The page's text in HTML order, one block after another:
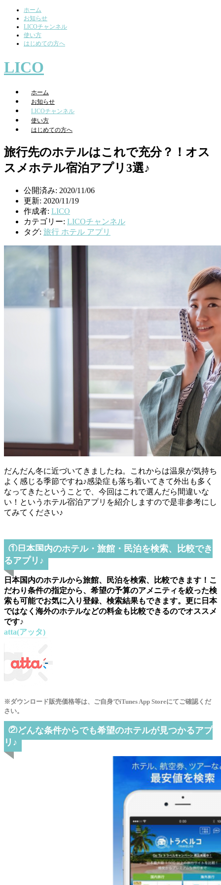
ホーム
お知らせ
LICOチャンネル
使い方
はじめての方へ
LICO
ホーム
お知らせ
LICOチャンネル
使い方
はじめての方へ
旅行先のホテルはこれで充分？！オス
スメホテル宿泊アプリ3選♪
公開済み: 2020/11/06
更新: 2020/11/19
作成者: LICO
カテゴリー: LICOチャンネル
タグ: 旅行 ホテル アプリ
だんだん冬に近づいてきましたね。これからは温泉が気持ち
よく感じる季節ですね♪感染症も落ち着いてきて外出も多く
なってきたということで、今回はこれで選んだら間違いな
い！というホテル宿泊アプリを紹介しますので是非参考にし
てみてください♪
①日本国内のホテル・旅館・民泊を検索、比較でき
るアプリ♪
日本国内のホテルから旅館、民泊を検索、比較できます！こ
だわり条件の指定から、希望の予算のアメニティを絞った検
索も可能でお気に入り登録、検索結果もできます。更に日本
ではなく海外のホテルなどの料金も比較できるのでオススメ
です♪
atta(アッタ)
※ダウンロード販売価格等は、ご自身でiTunes App Storeにてご確認くだ
さい。
②どんな条件からでも希望のホテルが見つかるアプ
リ♪